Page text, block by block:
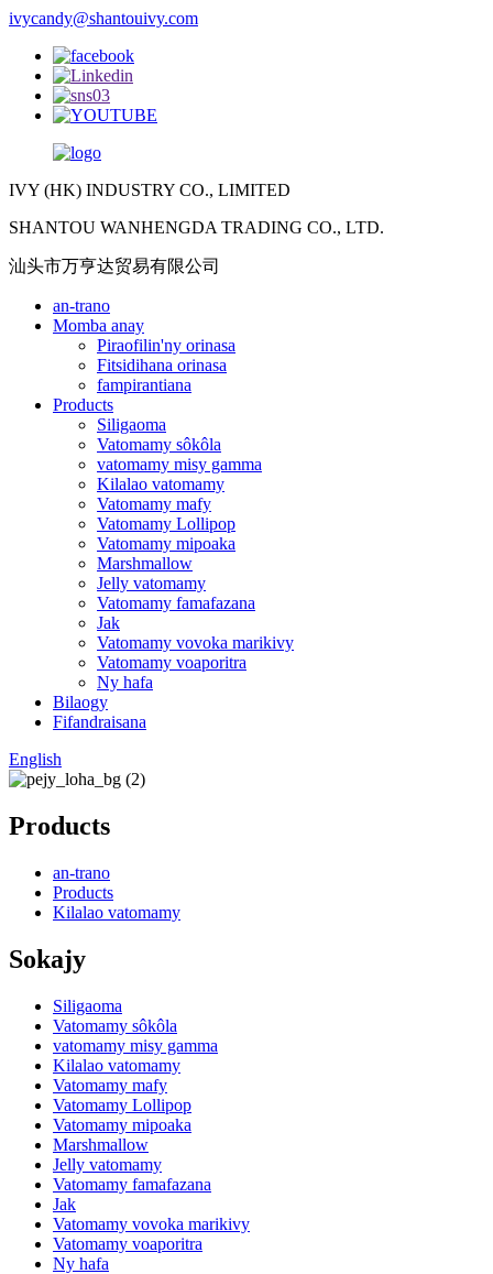
ivycandy@shantouivy.com
IVY (HK) INDUSTRY CO., LIMITED
SHANTOU WANHENGDA TRADING CO., LTD.
汕头市万亨达贸易有限公司
an-trano
Momba anay
Piraofilin'ny orinasa
Fitsidihana orinasa
fampirantiana
Products
Siligaoma
Vatomamy sôkôla
vatomamy misy gamma
Kilalao vatomamy
Vatomamy mafy
Vatomamy Lollipop
Vatomamy mipoaka
Marshmallow
Jelly vatomamy
Vatomamy famafazana
Jak
Vatomamy vovoka marikivy
Vatomamy voaporitra
Ny hafa
Bilaogy
Fifandraisana
English
Products
an-trano
Products
Kilalao vatomamy
Sokajy
Siligaoma
Vatomamy sôkôla
vatomamy misy gamma
Kilalao vatomamy
Vatomamy mafy
Vatomamy Lollipop
Vatomamy mipoaka
Marshmallow
Jelly vatomamy
Vatomamy famafazana
Jak
Vatomamy vovoka marikivy
Vatomamy voaporitra
Ny hafa